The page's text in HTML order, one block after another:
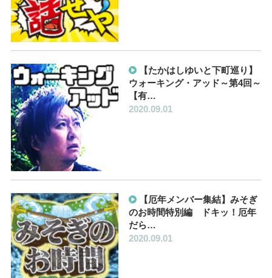
【たかはしゆいと下町巡り】
ウォーキング・アッド～第4回～
【有…
2020.09.01
【厄年メンバー集結】みそぎ
のお時間特別編 ドキッ！厄年
だら…
2020.09.01